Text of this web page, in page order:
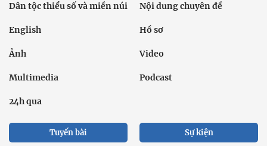
Dân tộc thiểu số và miền núi Nội dung chuyên đề
English Hồ sơ
Ảnh Video
Multimedia Podcast
24h qua
Tuyến bài Sự kiện